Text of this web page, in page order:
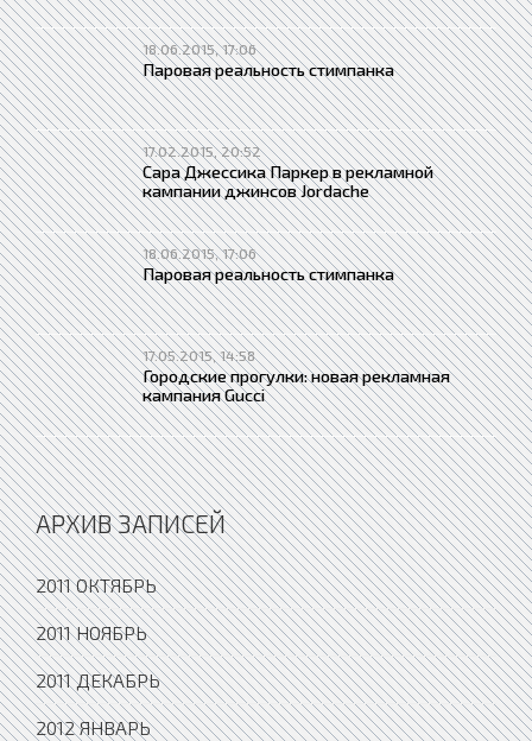
18.06.2015, 17:06
Паровая реальность стимпанка
17.02.2015, 20:52
Сара Джессика Паркер в рекламной
кампании джинсов Jordache
18.06.2015, 17:06
Паровая реальность стимпанка
17.05.2015, 14:58
Городские прогулки: новая рекламная
кампания Gucci
АРХИВ ЗАПИСЕЙ
2011 ОКТЯБРЬ
2011 НОЯБРЬ
2011 ДЕКАБРЬ
2012 ЯНВАРЬ